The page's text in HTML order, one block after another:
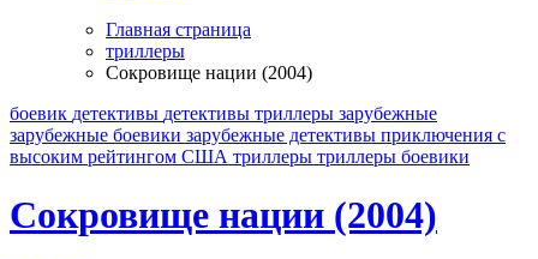
Главная страница
триллеры
Сокровище нации (2004)
боевик детективы детективы триллеры зарубежные
зарубежные боевики зарубежные детективы приключения с
высоким рейтингом США триллеры триллеры боевики
Сокровище нации (2004)